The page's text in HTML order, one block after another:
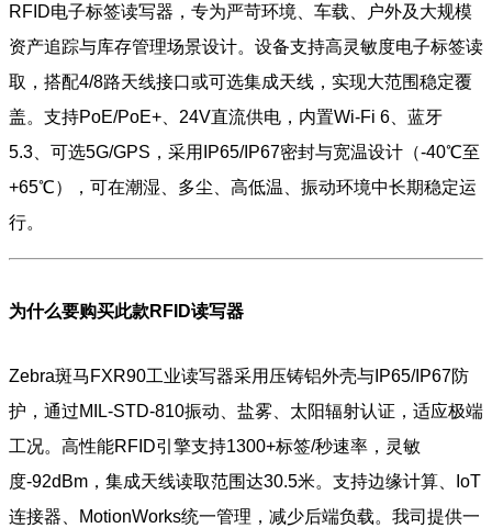
RFID电子标签读写器，专为严苛环境、车载、户外及大规模
资产追踪与库存管理场景设计。设备支持高灵敏度电子标签读
取，搭配4/8路天线接口或可选集成天线，实现大范围稳定覆
盖。支持PoE/PoE+、24V直流供电，内置Wi-Fi 6、蓝牙
5.3、可选5G/GPS，采用IP65/IP67密封与宽温设计（-40℃至
+65℃），可在潮湿、多尘、高低温、振动环境中长期稳定运
行。
为什么要购买此款RFID读写器
Zebra斑马FXR90工业读写器采用压铸铝外壳与IP65/IP67防
护，通过MIL-STD-810振动、盐雾、太阳辐射认证，适应极端
工况。高性能RFID引擎支持1300+标签/秒速率，灵敏
度-92dBm，集成天线读取范围达30.5米。支持边缘计算、IoT
连接器、MotionWorks统一管理，减少后端负载。我司提供一